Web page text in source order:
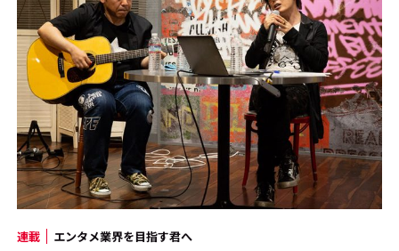
本サイトご利用にあたって Cookie Settings
お問い合わせ
連載 エンタメ業界を目指す君へ